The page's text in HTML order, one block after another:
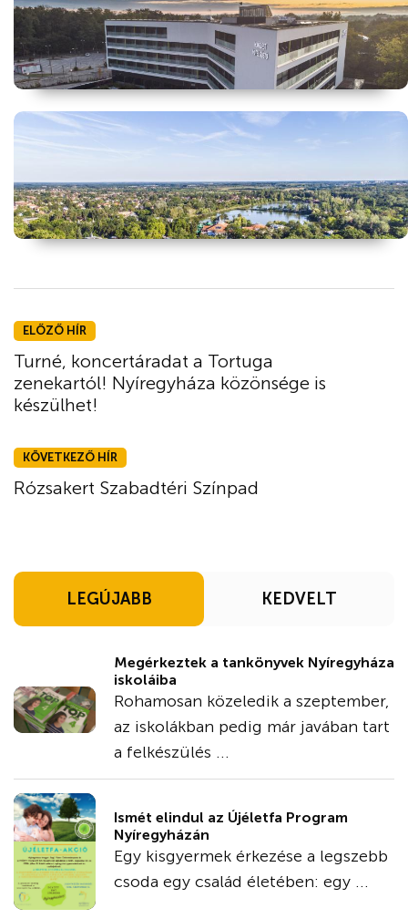
ELŐZŐ HÍR
Turné, koncertáradat a Tortuga
zenekartól! Nyíregyháza közönsége is
készülhet!
KÖVETKEZŐ HÍR
Rózsakert Szabadtéri Színpad
LEGÚJABB KEDVELT
Megérkeztek a tankönyvek Nyíregyháza
iskoláiba
Rohamosan közeledik a szeptember,
az iskolákban pedig már javában tart
a felkészülés ...
Ismét elindul az Újéletfa Program
Nyíregyházán
Egy kisgyermek érkezése a legszebb
csoda egy család életében: egy ...